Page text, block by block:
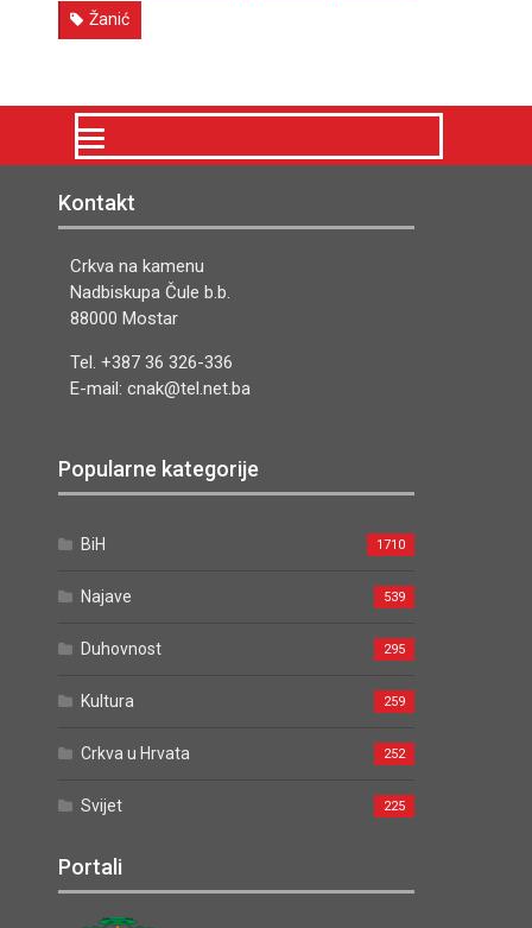
Žanić
Kontakt
Crkva na kamenu
Nadbiskupa Čule b.b.
88000 Mostar
Tel. +387 36 326-336
E-mail: cnak@tel.net.ba
Popularne kategorije
BiH 1710
Najave 539
Duhovnost 295
Kultura 259
Crkva u Hrvata 252
Svijet 225
Portali